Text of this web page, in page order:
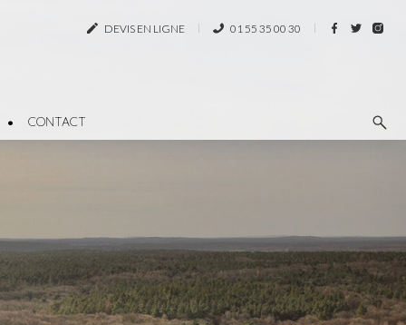
CONTACT
DEVIS EN LIGNE 01 55 35 00 30